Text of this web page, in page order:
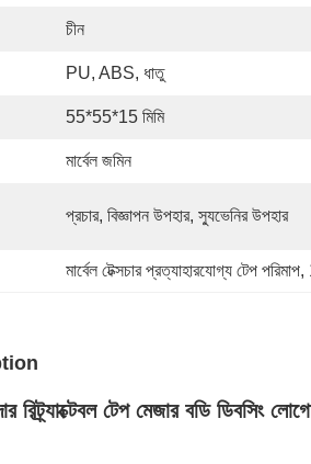
চীন
PU, ABS, ধাতু
55*55*15 মিমি
মার্বেল জমিন
প্রচার, বিজ্ঞাপন উপহার, স্যুভেনির উপহার
মার্বেল টেক্সচার প্রত্যাহারযোগ্য টেপ পরিমাপ,
রিট্র্যাক্টেবল টেপ মেজার বডি ডিবসিং